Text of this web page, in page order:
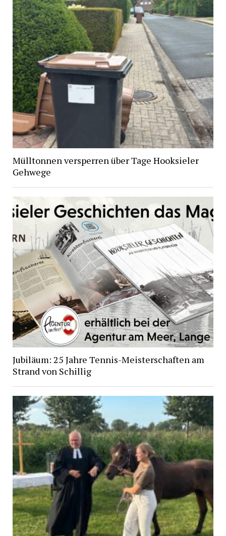
Mülltonnen versperren über Tage Hooksieler
Gehwege
Jubiläum: 25 Jahre Tennis-Meisterschaften am
Strand von Schillig